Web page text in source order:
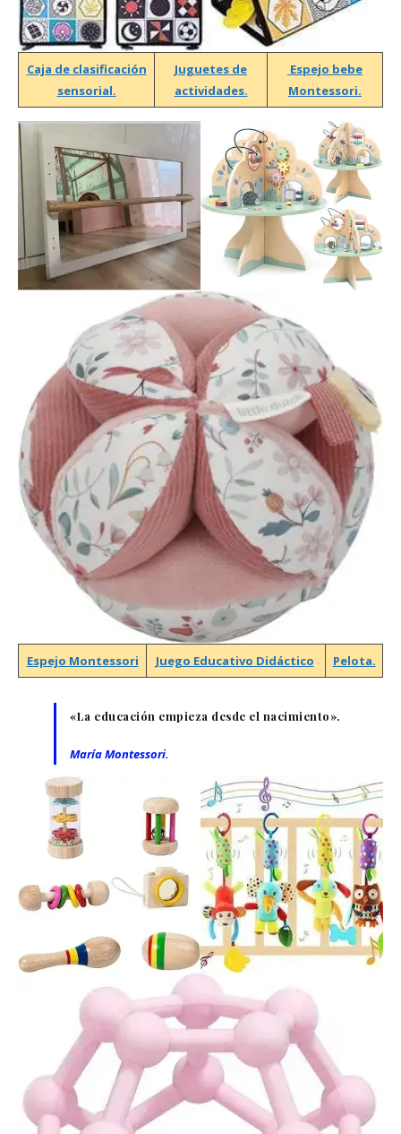
Caja de clasificación
sensorial.
Juguetes de
actividades.
Espejo bebe
Montessori.
Espejo Montessori Juego Educativo Didáctico Pelota.
«La educación empieza desde el nacimiento».
María Montessori.